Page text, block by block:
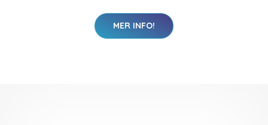
MER INFO!